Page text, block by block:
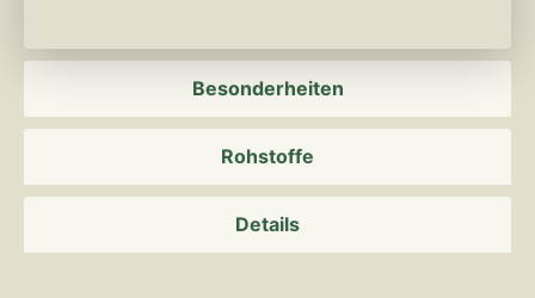
Besonderheiten
Rohstoffe
Details